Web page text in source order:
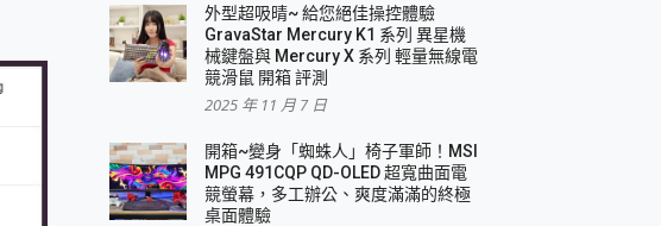
外型超吸晴~ 給您絕佳操控體驗
GravaStar Mercury K1 系列 異星機
械鍵盤與 Mercury X 系列 輕量無線電
競滑鼠 開箱 評測
2025 年 11 月 7 日
開箱~變身「蜘蛛人」椅子軍師！MSI
MPG 491CQP QD-OLED 超寬曲面電
競螢幕，多工辦公、爽度滿滿的終極
桌面體驗